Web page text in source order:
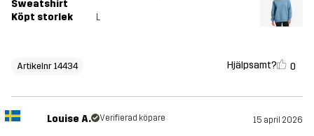
Sweatshirt
Köpt storlek L
Artikelnr 14434 Hjälpsamt? 0
Louise A. Verifierad köpare 15 april 2026